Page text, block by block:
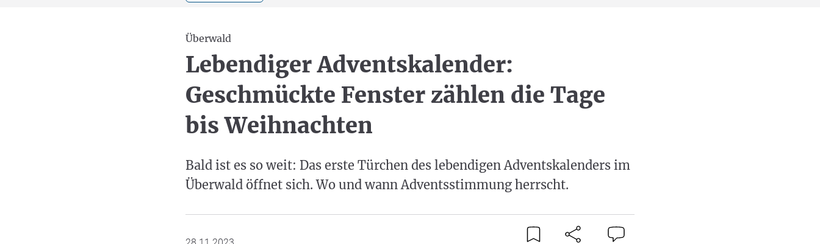
Überwald
Lebendiger Adventskalender:
Geschmückte Fenster zählen die Tage
bis Weihnachten
Bald ist es so weit: Das erste Türchen des lebendigen Adventskalenders im
Überwald öffnet sich. Wo und wann Adventsstimmung herrscht.